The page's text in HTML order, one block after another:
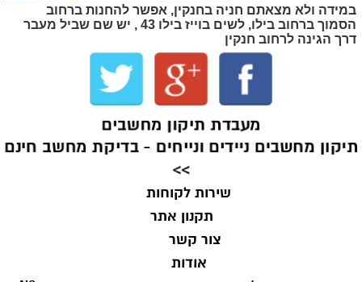
צור קשר
אודות
תקנון אתר
שירות לקוחות
מעבדת תיקון מחשבים
תיקון מחשבים ניידים ונייחים - בדיקת מחשב חינם
>>
במידה ולא מצאתם חניה בחנקין, אפשר להחנות ברחוב
הסמוך ברחוב בילו, לשים בוייז בילו 43 , יש שם שביל מעבר
דרך הגינה לרחוב חנקין